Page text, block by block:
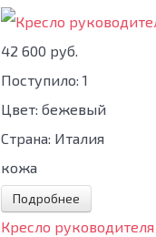
42 600 руб.
Поступило: 1
Цвет: бежевый
Страна: Италия
кожа
Подробнее
Кресло